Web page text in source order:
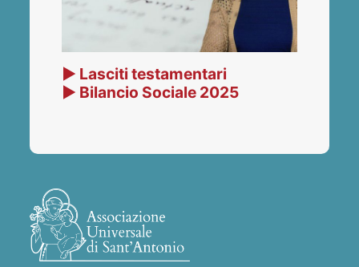
▶ Lasciti testamentari
▶ Bilancio Sociale 2025